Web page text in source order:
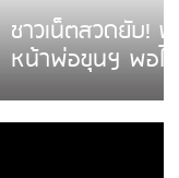
พวงมาลัย